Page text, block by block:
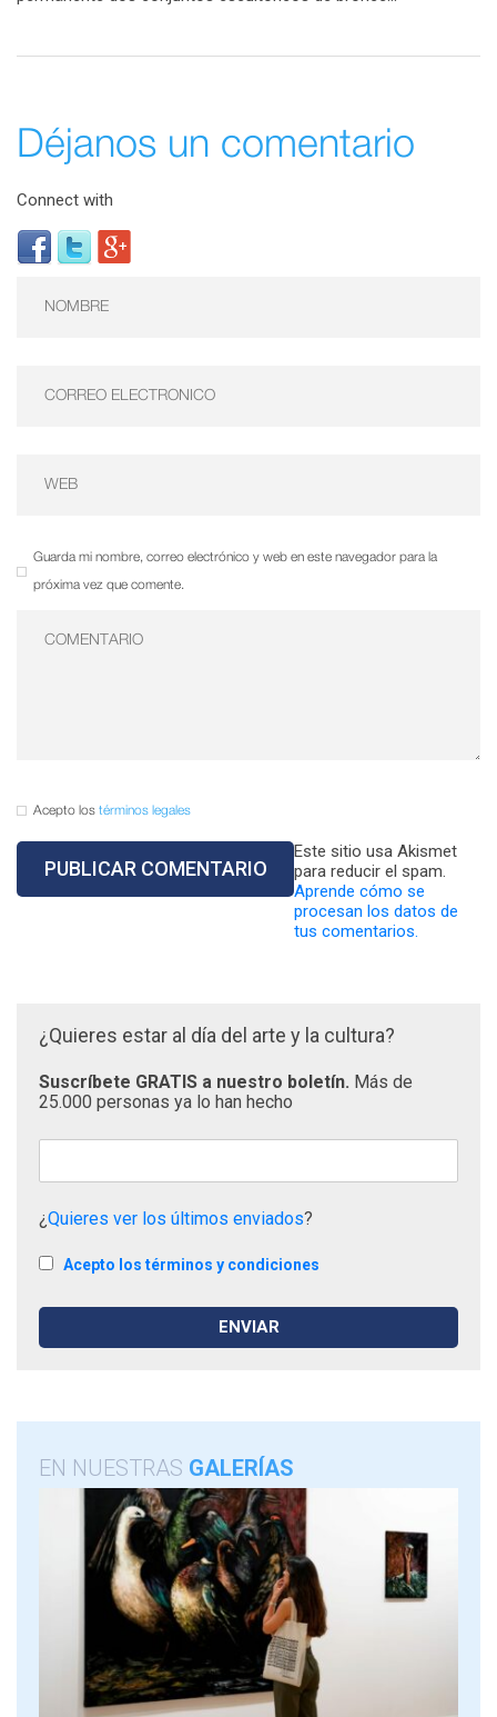
Déjanos un comentario
Connect with
Guarda mi nombre, correo electrónico y web en este navegador para la
próxima vez que comente.
Acepto los términos legales
Este sitio usa Akismet
para reducir el spam.
Aprende cómo se
procesan los datos de
tus comentarios.
¿Quieres estar al día del arte y la cultura?
Suscríbete GRATIS a nuestro boletín. Más de
25.000 personas ya lo han hecho
¿Quieres ver los últimos enviados?
Acepto los términos y condiciones
EN NUESTRAS GALERÍAS